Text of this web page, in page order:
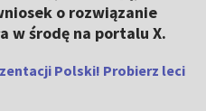
o rozwiązanie
w środę na portalu X.
Polski! Probierz leci